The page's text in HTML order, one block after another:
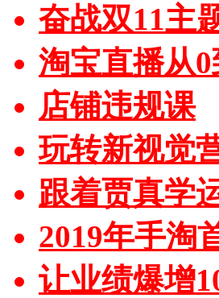
奋战双11主
淘宝直播从
店铺违规课
玩转新视觉
跟着贾真学
2019年手淘
让业绩爆增